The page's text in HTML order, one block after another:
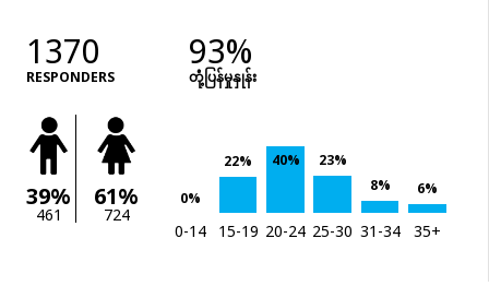
1370
RESPONDERS
93%
တုံံ့ပြန်မှုနှုန်း
39%
461
61%
724
0%
22% 40%
23%
8%
6%
0-14 15-19 20-24 25-30 31-34 35+